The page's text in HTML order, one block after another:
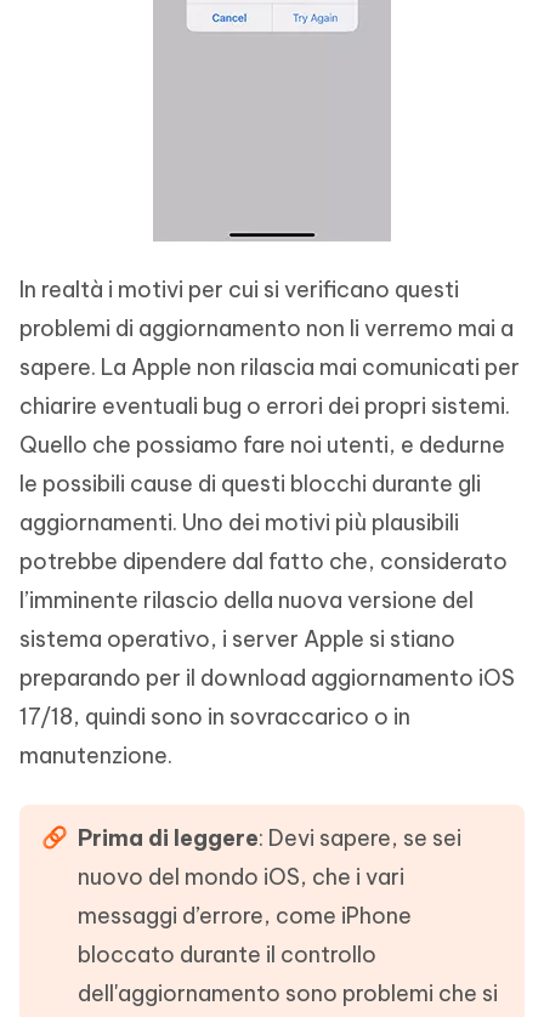
In realtà i motivi per cui si verificano questi
problemi di aggiornamento non li verremo mai a
sapere. La Apple non rilascia mai comunicati per
chiarire eventuali bug o errori dei propri sistemi.
Quello che possiamo fare noi utenti, e dedurne
le possibili cause di questi blocchi durante gli
aggiornamenti. Uno dei motivi più plausibili
potrebbe dipendere dal fatto che, considerato
l’imminente rilascio della nuova versione del
sistema operativo, i server Apple si stiano
preparando per il download aggiornamento iOS
17/18, quindi sono in sovraccarico o in
manutenzione.
Prima di leggere: Devi sapere, se sei
nuovo del mondo iOS, che i vari
messaggi d’errore, come iPhone
bloccato durante il controllo
dell'aggiornamento sono problemi che si